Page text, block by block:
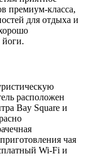
премиум-класса,
для отдыха и
йоги.
расположен
Bay Square и
чая
Wi-Fi и